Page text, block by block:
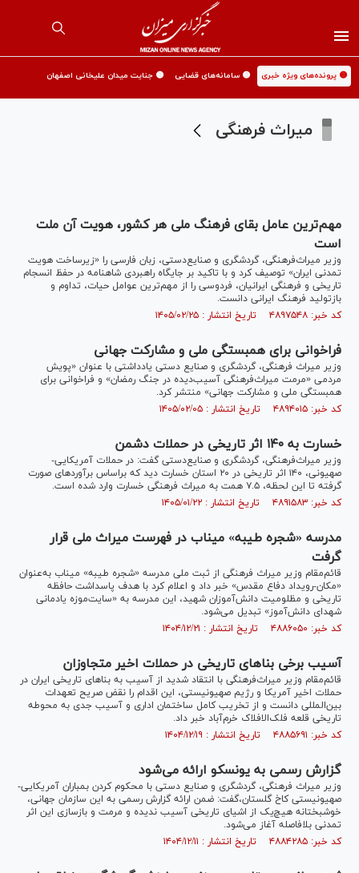
🟡 پرونده‌های ویژه خبری 🟡 سامانه‌های قضایی 🟡 جنایت میدان علیخانی اصفهان
میراث فرهنگی
مهم‌ترین عامل بقای فرهنگ ملی هر کشور، هویت آن ملت
است
وزیر میراث‌فرهنگی، گردشگری و صنایع‌دستی، زبان فارسی را «زیرساخت هویت
تمدنی ایران» توصیف کرد و با تاکید بر جایگاه راهبردی شاهنامه در حفظ انسجام
تاریخی و فرهنگی ایرانیان، فردوسی را از مهم‌ترین عوامل حیات، تداوم و
بازتولید فرهنگ ایرانی دانست.
کد خبر: ۴۸۹۷۵۴۸ تاریخ انتشار : ۱۴۰۵/۰۲/۲۵
فراخوانی برای همبستگی ملی و مشارکت جهانی
وزیر میراث فرهنگی، گردشگری و صنایع دستی یادداشتی با عنوان «پویش
مردمی «مرمت میراث‌فرهنگی آسیب‌دیده در جنگ رمضان» و فراخوانی برای
همبستگی ملی و مشارکت جهانی» منتشر کرد.
کد خبر: ۴۸۹۴۰۱۵ تاریخ انتشار : ۱۴۰۵/۰۲/۰۵
خسارت به ۱۴۰ اثر تاریخی در حملات دشمن
وزیر میراث‌فرهنگی، گردشگری و صنایع‌دستی گفت: در حملات آمریکایی-
صهیونی، ۱۴۰ اثر تاریخی در ۲۰ استان خسارت دید که براساس برآورد‌های صورت
گرفته تا این لحظه، ۷.۵ همت به میراث فرهنگی خسارت وارد شده است.
کد خبر: ۴۸۹۱۵۸۳ تاریخ انتشار : ۱۴۰۵/۰۱/۲۲
مدرسه «شجره طیبه» میناب در فهرست میراث ملی قرار
گرفت‌
قائم‌مقام وزیر میراث فرهنگی از ثبت ملی مدرسه «شجره طیبه» میناب به‌عنوان
«مکان-رویداد دفاع مقدس» خبر داد و اعلام کرد با هدف پاسداشت حافظه
تاریخی و مظلومیت دانش‌آموزان شهید، این مدرسه به «سایت‌موزه یادمانی
شهدای دانش‌آموز» تبدیل می‌شود.
کد خبر: ۴۸۸۶۰۵۰ تاریخ انتشار : ۱۴۰۴/۱۲/۲۱
آسیب برخی بنا‌های تاریخی در حملات اخیر متجاوزان
قائم‌مقام وزیر میراث‌فرهنگی با انتقاد شدید از آسیب به بناهای تاریخی ایران در
حملات اخیر آمریکا و رژیم صهیونیستی، این اقدام را نقض صریح تعهدات
بین‌المللی دانست و از تخریب کامل ساختمان اداری و آسیب جدی به محوطه
تاریخی قلعه فلک‌الافلاک خرم‌آباد خبر داد.
کد خبر: ۴۸۸۵۶۹۱ تاریخ انتشار : ۱۴۰۴/۱۲/۱۹
گزارش رسمی به یونسکو ارائه می‌شود
وزیر میراث فرهنگی، گردشگری و صنایع دستی با محکوم کردن بمباران آمریکایی-
صهیونیستی کاخ گلستان،گفت: ضمن ارائه گزارش رسمی به این سازمان جهانی،
خوشبختانه هیچ‌یک از اشیای تاریخی آسیب ندیده و مرمت و بازسازی این اثر
تمدنی بلافاصله آغاز می‌شود.
کد خبر: ۴۸۸۴۲۸۵ تاریخ انتشار : ۱۴۰۴/۱۲/۱۱